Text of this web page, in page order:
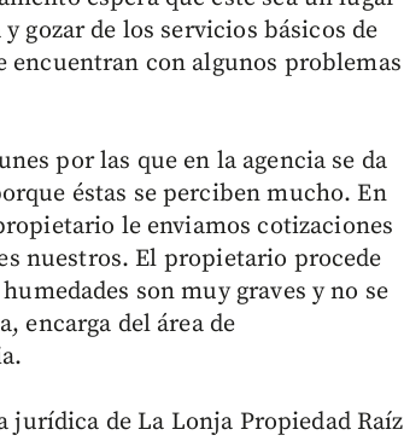
gozar de los servicios básicos de
encuentran con algunos problemas
por las que en la agencia se da
éstas se perciben mucho. En
le enviamos cotizaciones
nuestros. El propietario procede
son muy graves y no se
encarga del área de
de La Lonja Propiedad Raíz